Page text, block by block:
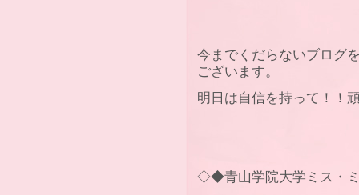
今までくだらないブログ
ございます。
明日は自信を持って！
◇◆青山学院大学ミス・